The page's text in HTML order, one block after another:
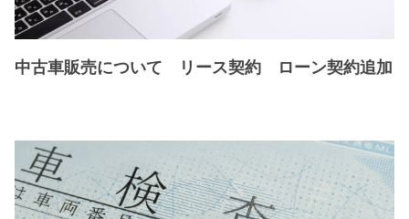
中古車販売について リース契約 ローン契約追加